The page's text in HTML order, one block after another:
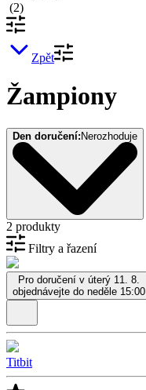
(2)
Zpět
Žampiony
Den doručení: Nerozhoduje
2 produkty
Filtry a řazení
Pro doručení v úterý 11. 8.
objednávejte do neděle 15:00
Titbit